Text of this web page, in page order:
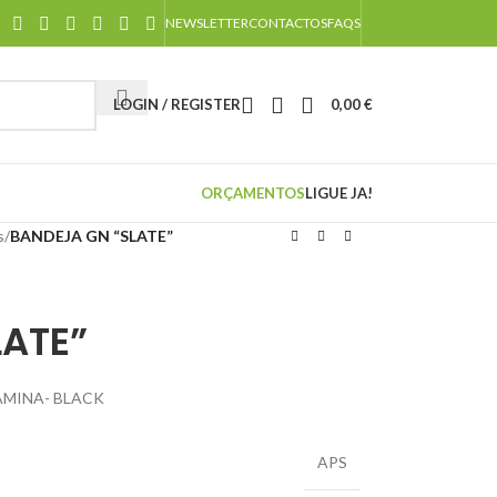
NEWSLETTERCONTACTOSFAQS
LOGIN / REGISTER 0,00€
ORÇAMENTOSLIGUE JA!
/BANDEJA GN “SLATE”
BLACK
APS